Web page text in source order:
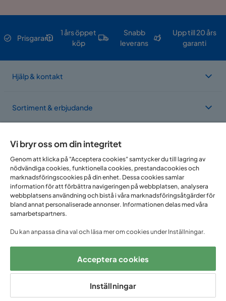
Prisgaranti
1 års öppet
köp
Snabb
leverans
Upp till 20 års
garanti
Hjälp & kontakt
Sortiment & erbjudande
Om Trademax
Vi finns i flera länder
Följ oss på:
Vi bryr oss om din integritet
Genom att klicka på "Acceptera cookies" samtycker du till lagring av
nödvändiga cookies, funktionella cookies, prestandacookies och
marknadsföringscookies på din enhet. Dessa cookies samlar
information för att förbättra navigeringen på webbplatsen, analysera
webbplatsens användning och bistå i våra marknadsföringsåtgärder för
bland annat personaliserade annonser. Informationen delas med våra
samarbetspartners.
Du kan anpassa dina val och läsa mer om cookies under Inställningar.
Acceptera cookies
Inställningar